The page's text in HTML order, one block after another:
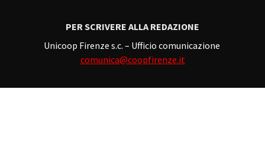
PER SCRIVERE ALLA REDAZIONE
Unicoop Firenze s.c. – Ufficio comunicazione
comunica@coopfirenze.it